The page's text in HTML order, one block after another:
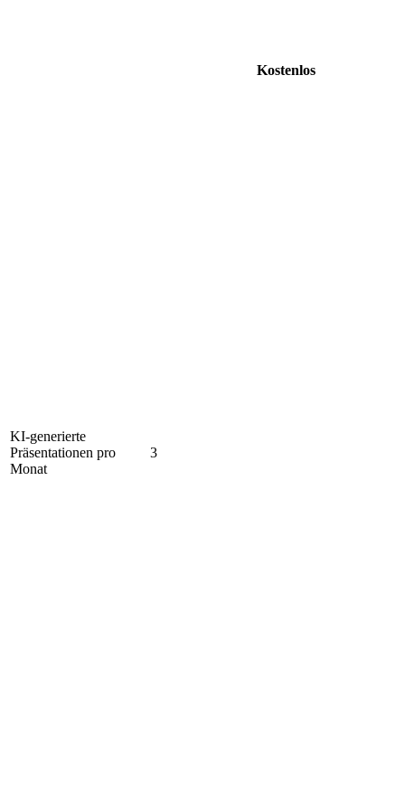
Kostenlos
KI-generierte
Präsentationen pro
Monat
3